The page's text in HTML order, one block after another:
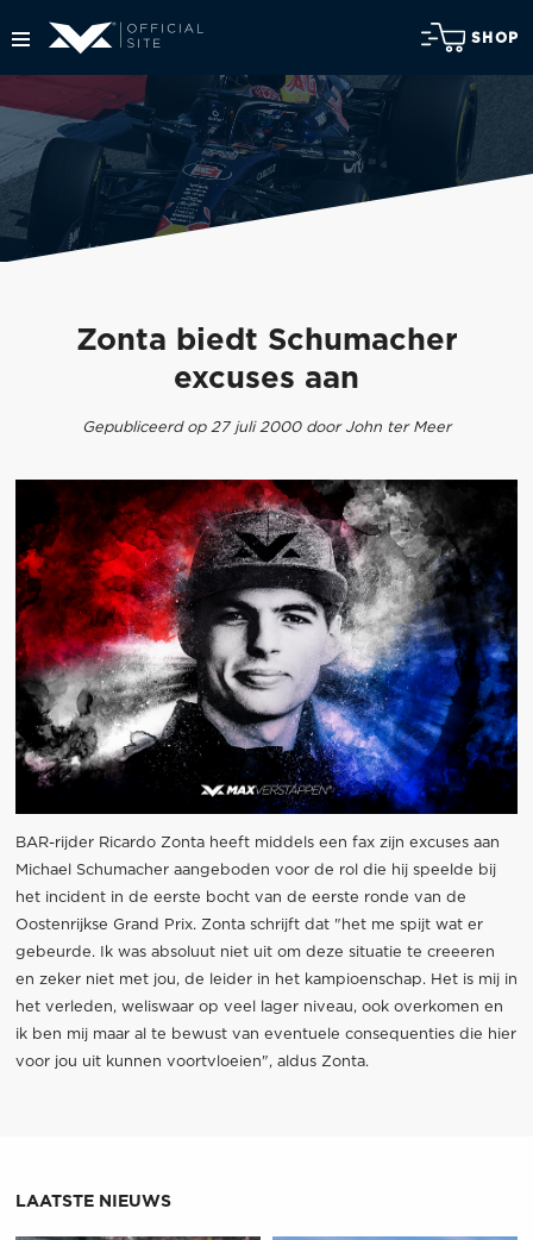
SHOP
Zonta biedt Schumacher
excuses aan
Gepubliceerd op 27 juli 2000 door John ter Meer
BAR-rijder Ricardo Zonta heeft middels een fax zijn excuses aan
Michael Schumacher aangeboden voor de rol die hij speelde bij
het incident in de eerste bocht van de eerste ronde van de
Oostenrijkse Grand Prix. Zonta schrijft dat "het me spijt wat er
gebeurde. Ik was absoluut niet uit om deze situatie te creeeren
en zeker niet met jou, de leider in het kampioenschap. Het is mij in
het verleden, weliswaar op veel lager niveau, ook overkomen en
ik ben mij maar al te bewust van eventuele consequenties die hier
voor jou uit kunnen voortvloeien", aldus Zonta.
LAATSTE NIEUWS